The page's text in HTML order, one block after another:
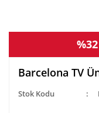
%32
Barcelona TV
Stok Kodu